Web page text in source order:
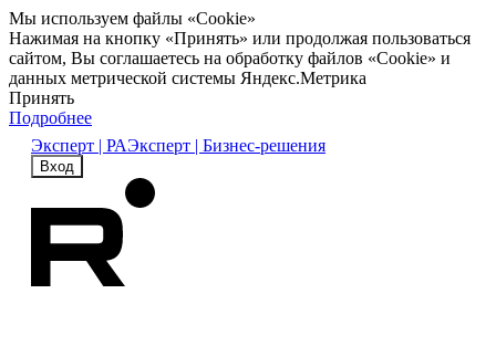
Мы используем файлы «Cookie»
Нажимая на кнопку «Принять» или продолжая пользоваться
сайтом, Вы соглашаетесь на обработку файлов «Cookie» и
данных метрической системы Яндекс.Метрика
Принять
Подробнее
Эксперт | РАЭксперт | Бизнес-решения
Вход